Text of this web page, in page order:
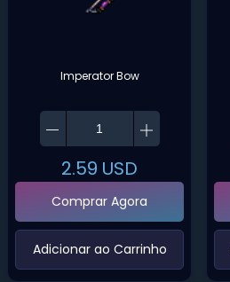
Imperator Bow
2.59 USD
Comprar Agora
‌Adicionar ao Carrinho‌